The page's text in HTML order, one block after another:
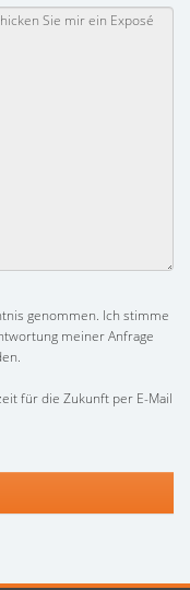
genommen. Ich stimme
meiner Anfrage
für die Zukunft per E-Mail